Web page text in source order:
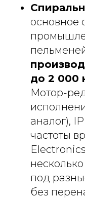
основное
до 2 000
Мотор-
аналог),
частоты
под
без